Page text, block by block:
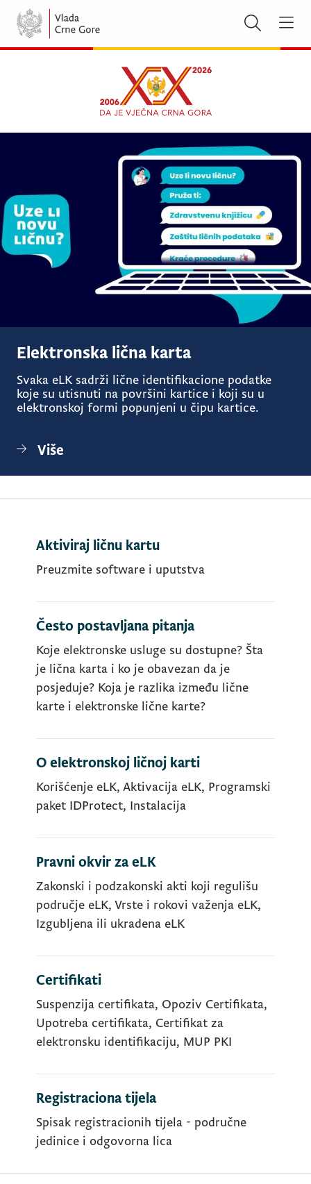
Elektronska lična karta
Svaka eLK sadrži lične identifikacione podatke
koje su utisnuti na površini kartice i koji su u
elektronskoj formi popunjeni u čipu kartice.
Više
Aktiviraj ličnu kartu
Preuzmite software i uputstva
Često postavljana pitanja
Koje elektronske usluge su dostupne? Šta
je lična karta i ko je obavezan da je
posjeduje? Koja je razlika između lične
karte i elektronske lične karte?
O elektronskoj ličnoj karti
Korišćenje eLK, Aktivacija eLK, Programski
paket IDProtect, Instalacija
Pravni okvir za eLK
Zakonski i podzakonski akti koji regulišu
područje eLK, Vrste i rokovi važenja eLK,
Izgubljena ili ukradena eLK
Certifikati
Suspenzija certifikata, Opoziv Certifikata,
Upotreba certifikata, Certifikat za
elektronsku identifikaciju, MUP PKI
Registraciona tijela
Spisak registracionih tijela - područne
jedinice i odgovorna lica